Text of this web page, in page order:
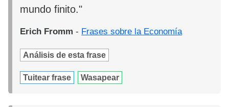
mundo finito."
Erich Fromm - Frases sobre la Economía
Análisis de esta frase
Tuitear frase Wasapear